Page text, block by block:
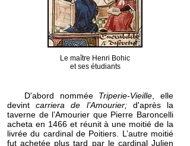
Le maître Henri Bohic
et ses étudiants
D'abord nommée Triperie-Vieille , elle
devintcarriera de l’Amourier;d'après la
taverne de l’Amourier que Pierre Baroncelli
acheta en 1466 et réunit à une moitié de la
livrée du cardinal de Poitiers. L’autre moitié
fut achetée plus tard par le cardinal Julien